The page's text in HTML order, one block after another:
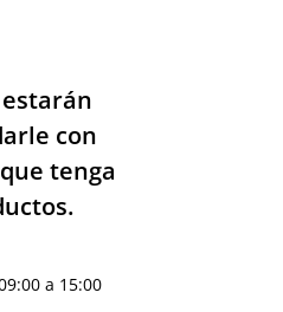
con
tenga
a 15:00